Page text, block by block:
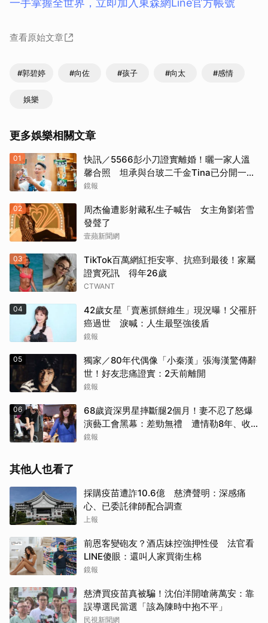
一手掌握全世界，立即加入東森網Line官方帳號
查看原始文章
#郭碧婷 #向佐 #孩子 #向太 #感情
娛樂
更多娛樂相關文章
01
快訊／5566彭小刀證實離婚！曬一家人溫
馨合照 坦承與台玻二千金Tina已分開一段
時間
鏡報
02
周杰倫遭影射藏私生子喊告 女主角劉若雪
發聲了
壹蘋新聞網
03
TikTok百萬網紅拒安寧、抗癌到最後！家屬
證實死訊 得年26歲
CTWANT
04
42歲女星「賣蔥抓餅維生」現況曝！父罹肝
癌過世 淚喊：人生最堅強後盾
鏡報
05
獨家／80年代偶像「小秦漢」張海漢驚傳辭
世！好友悲痛證實：2天前離開
鏡報
06
68歲資深男星摔斷腿2個月！妻不忍了怒爆
演藝工會黑幕：差勁無禮 遭情勒8年、收
二手探病禮
鏡報
其他人也看了
採購疫苗遭詐10.6億 慈濟聲明：深感痛
心、已委託律師配合調查
上報
前恩客變砲友？酒店妹控強押性侵 法官看
LINE傻眼：還叫人家買衛生棉
鏡報
慈濟買疫苗真被騙！沈伯洋開嗆蔣萬安：靠
誤導選民當選「該為陳時中抱不平」
民視新聞網